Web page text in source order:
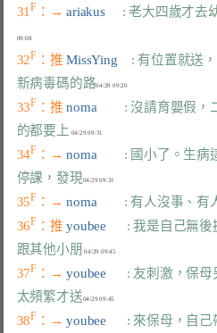
31F ：→ ariakus : 老大四歲才去
09:08
32F ：推 MissYing : 有位置就送
新病毒碼的路
04/29 09:20
33F ：推 noma : 沒請育嬰假，
的都要上
34F ：→ noma : 國小了。生病
停課，發現
35F ：→ noma : 有人沒事、有
36F ：推 youbee : 我是自己無
跟其他小朋
04/29 09:45
37F ：→ youbee : 友刺激，保
太頻繁才送
38F ：→ youbee : 來保母，自